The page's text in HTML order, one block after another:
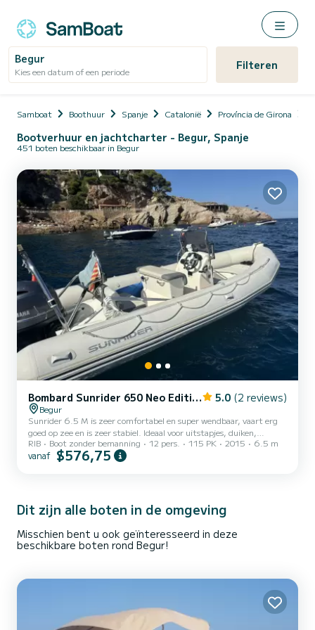
Begur
Kies een datum of een periode Filteren
Samboat Boothuur Spanje Catalonië Província de Girona
Bootverhuur en jachtcharter - Begur, Spanje
451 boten beschikbaar in Begur
Bombard Sunrider 650 Neo Edition 5.0 (2 reviews)
Begur
Sunrider 6.5 M is zeer comfortabel en super wendbaar, vaart erg
goed op zee en is zeer stabiel. Ideaal voor uitstapjes, duiken,
waterskiën of wakeboarden (ski mast). Zeer zorgvuldig
onderhouden boot van de eigenaar. Boot in zeer goede staat. Motor
RIB Boot zonder bemanning 12 pers. 115 PK 2015 6.5 m
vanaf $576,75
Dit zijn alle boten in de omgeving
Misschien bent u ook geïnteresseerd in deze
beschikbare boten rond Begur!